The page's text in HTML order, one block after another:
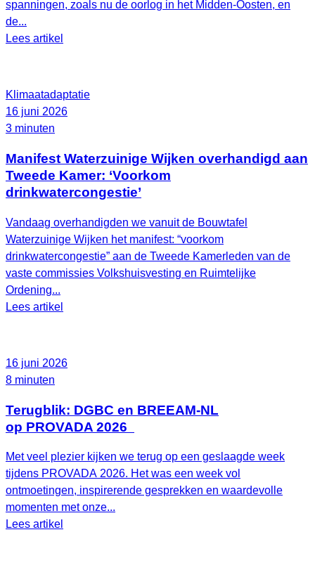
spanningen, zoals nu de oorlog in het Midden-Oosten, en
de...
Lees artikel
Klimaatadaptatie
16 juni 2026
3 minuten
Manifest Waterzuinige Wijken overhandigd aan
Tweede Kamer: ‘Voorkom
drinkwatercongestie’
Vandaag overhandigden we vanuit de Bouwtafel
Waterzuinige Wijken het manifest: “voorkom
drinkwatercongestie” aan de Tweede Kamerleden van de
vaste commissies Volkshuisvesting en Ruimtelijke
Ordening...
Lees artikel
16 juni 2026
8 minuten
Terugblik: DGBC en BREEAM-NL
op PROVADA 2026
Met veel plezier kijken we terug op een geslaagde week
tijdens PROVADA 2026. Het was een week vol
ontmoetingen, inspirerende gesprekken en waardevolle
momenten met onze...
Lees artikel